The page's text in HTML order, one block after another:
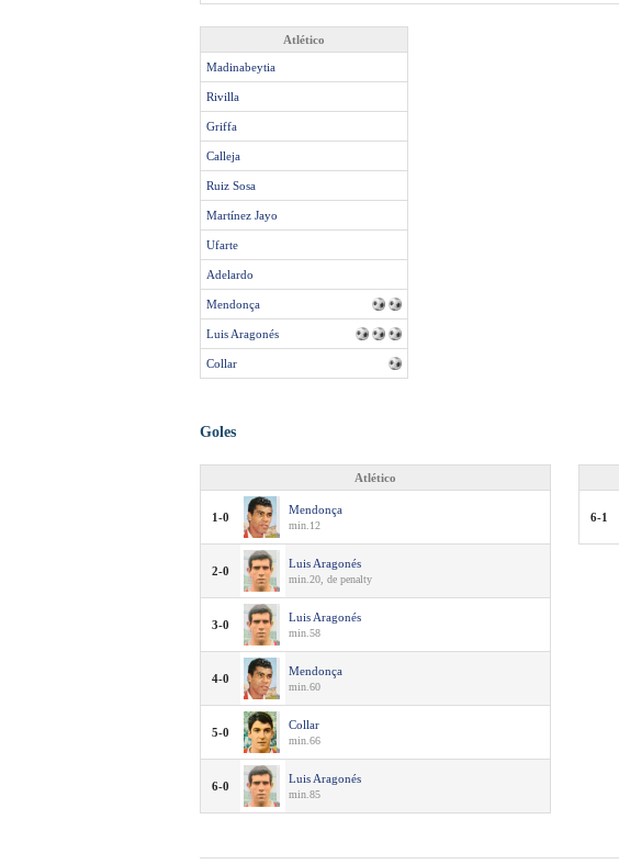
Atlético
Madinabeytia
Rivilla
Griffa
Calleja
Ruiz Sosa
Martínez Jayo
Ufarte
Adelardo
Mendonça
Luis Aragonés
Collar
Goles
Atlético
1-0
Mendonça
min.12
2-0
Luis Aragonés
min.20, de penalty
3-0
Luis Aragonés
min.58
4-0
Mendonça
min.60
5-0
Collar
min.66
6-0
Luis Aragonés
min.85
6-1